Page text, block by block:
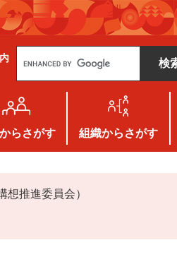
g
e
カ
タ
ム
検
からさがす 組織からさがす
推進委員会）